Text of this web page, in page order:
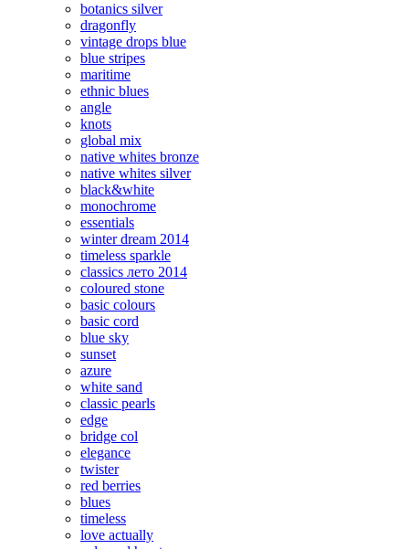
botanics silver
dragonfly
vintage drops blue
blue stripes
maritime
ethnic blues
angle
knots
global mix
native whites bronze
native whites silver
black&white
monochrome
essentials
winter dream 2014
timeless sparkle
classics лето 2014
coloured stone
basic colours
basic cord
blue sky
sunset
azure
white sand
classic pearls
edge
bridge col
elegance
twister
red berries
blues
timeless
love actually